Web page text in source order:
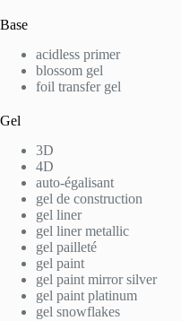
Base
acidless primer
blossom gel
foil transfer gel
Gel
3D
4D
auto-égalisant
gel de construction
gel liner
gel liner metallic
gel pailleté
gel paint
gel paint mirror silver
gel paint platinum
gel snowflakes